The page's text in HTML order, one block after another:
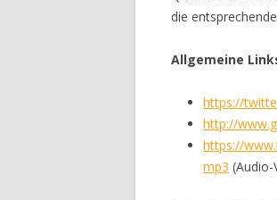
die
Allgemeine
https://
http://
https://
mp3